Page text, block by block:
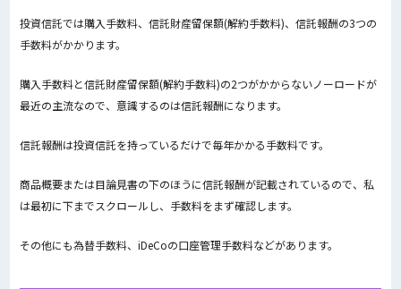
投資信託では購入手数料、信託財産留保額(解約手数料)、信託報酬の3つの
手数料がかかります。
購入手数料と信託財産留保額(解約手数料)の2つがかからないノーロードが
最近の主流なので、意識するのは信託報酬になります。
信託報酬は投資信託を持っているだけで毎年かかる手数料です。
商品概要または目論見書の下のほうに信託報酬が記載されているので、私
は最初に下までスクロールし、手数料をまず確認します。
その他にも為替手数料、iDeCoの口座管理手数料などがあります。